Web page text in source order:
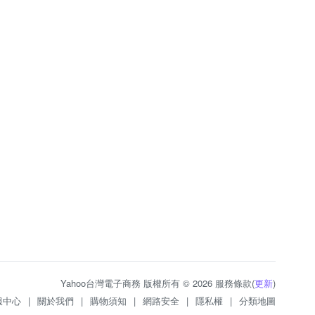
Yahoo台灣電子商務 版權所有 © 2026 服務條款(更新)
中心 | 關於我們 | 購物須知 | 網路安全 | 隱私權 | 分類地圖